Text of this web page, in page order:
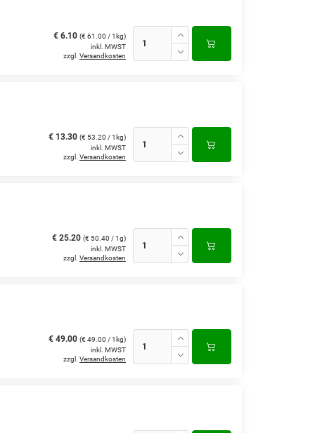
€ 6.10 (€ 61.00 / 1kg)
inkl. MWST
zzgl. Versandkosten
€ 13.30 (€ 53.20 / 1kg)
inkl. MWST
zzgl. Versandkosten
€ 25.20 (€ 50.40 / 1g)
inkl. MWST
zzgl. Versandkosten
€ 49.00 (€ 49.00 / 1kg)
inkl. MWST
zzgl. Versandkosten